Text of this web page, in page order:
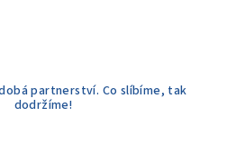
partnerství. Co slíbíme, tak
dodržíme!